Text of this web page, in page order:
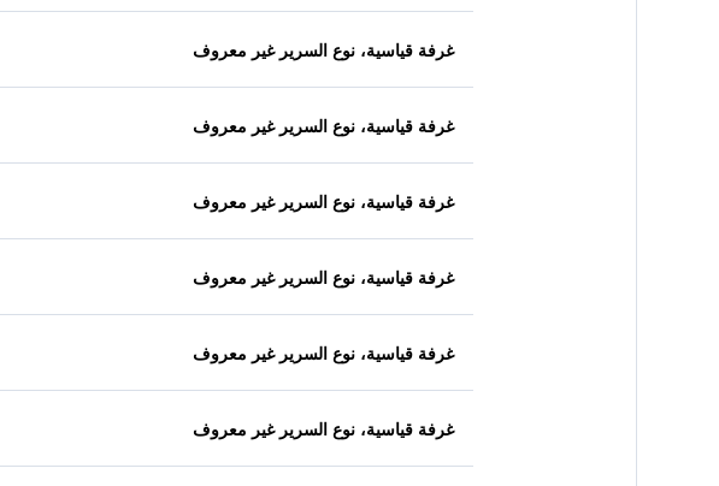
غرفة قياسية، نوع السرير غير معروف
غرفة قياسية، نوع السرير غير معروف
غرفة قياسية، نوع السرير غير معروف
غرفة قياسية، نوع السرير غير معروف
غرفة قياسية، نوع السرير غير معروف
غرفة قياسية، نوع السرير غير معروف